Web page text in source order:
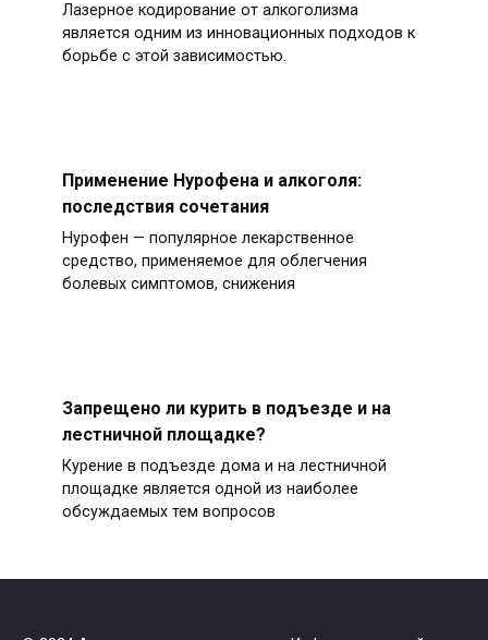
Лазерное кодирование от алкоголизма
является одним из инновационных подходов к
борьбе с этой зависимостью.
Применение Нурофена и алкоголя:
последствия сочетания
Нурофен — популярное лекарственное
средство, применяемое для облегчения
болевых симптомов, снижения
Запрещено ли курить в подъезде и на
лестничной площадке?
Курение в подъезде дома и на лестничной
площадке является одной из наиболее
обсуждаемых тем вопросов